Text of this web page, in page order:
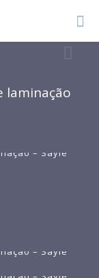
laminação